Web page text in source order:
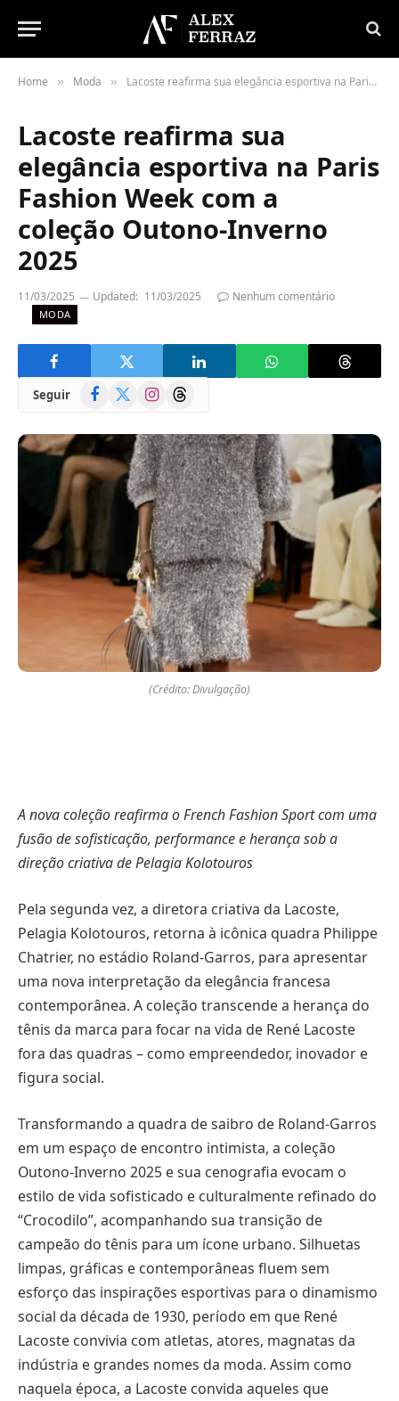
Home » Moda » Lacoste reafirma sua elegância esportiva na Paris Fashion Week com a coleção Outono-Inverno 2025
Lacoste reafirma sua
elegância esportiva na Paris
Fashion Week com a
coleção Outono-Inverno
2025
11/03/2025 Updated: 11/03/2025 Nenhum comentário
MODA
Seguir Facebook
(Twitter)
InstagramThreads
(Crédito: Divulgação)
A nova coleção reafirma o French Fashion Sport com uma
fusão de sofisticação, performance e herança sob a
direção criativa de Pelagia Kolotouros
Pela segunda vez, a diretora criativa da Lacoste,
Pelagia Kolotouros, retorna à icônica quadra Philippe
Chatrier, no estádio Roland-Garros, para apresentar
uma nova interpretação da elegância francesa
contemporânea. A coleção transcende a herança do
tênis da marca para focar na vida de René Lacoste
fora das quadras – como empreendedor, inovador e
figura social.
Transformando a quadra de saibro de Roland-Garros
em um espaço de encontro intimista, a coleção
Outono-Inverno 2025 e sua cenografia evocam o
estilo de vida sofisticado e culturalmente refinado do
“Crocodilo”, acompanhando sua transição de
campeão do tênis para um ícone urbano. Silhuetas
limpas, gráficas e contemporâneas fluem sem
esforço das inspirações esportivas para o dinamismo
social da década de 1930, período em que René
Lacoste convivia com atletas, atores, magnatas da
indústria e grandes nomes da moda. Assim como
naquela época, a Lacoste convida aqueles que